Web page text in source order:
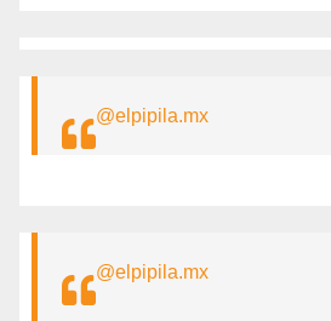
@elpipila.mx
@elpipila.mx